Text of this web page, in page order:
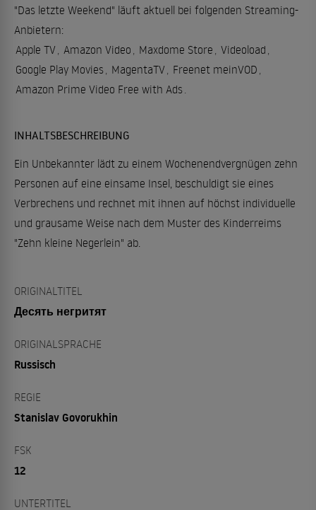
"Das letzte Weekend" läuft aktuell bei folgenden Streaming-
Anbietern:
Apple TV, Amazon Video , Maxdome Store , Videoload ,
Google Play Movies, MagentaTV, Freenet meinVOD ,
Amazon Prime Video Free with Ads.
INHALTSBESCHREIBUNG
Ein Unbekannter lädt zu einem Wochenendvergnügen zehn
Personen auf eine einsame Insel, beschuldigt sie eines
Verbrechens und rechnet mit ihnen auf höchst individuelle
und grausame Weise nach dem Muster des Kinderreims
"Zehn kleine Negerlein" ab.
ORIGINALTITEL
Десять негритят
ORIGINALSPRACHE
Russisch
REGIE
Stanislav Govorukhin
FSK
12
UNTERTITEL